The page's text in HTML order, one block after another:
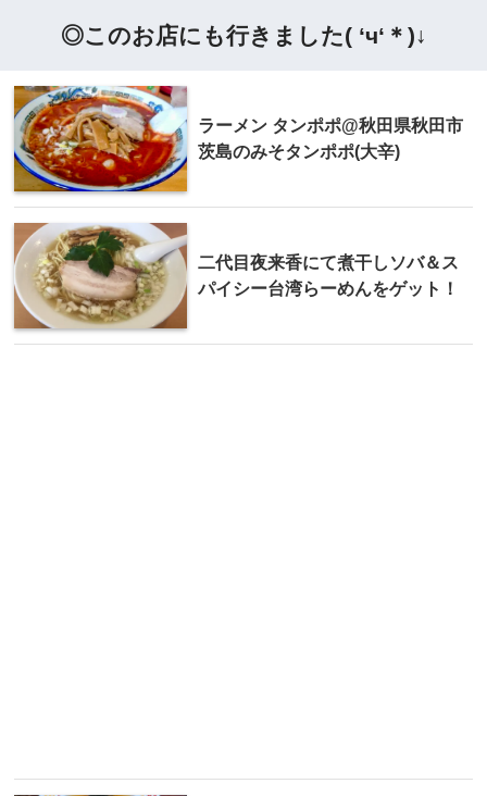
◎このお店にも行きました( ‘ч‘＊)↓
ラーメン タンポポ@秋田県秋田市
茨島のみそタンポポ(大辛)
二代目夜来香にて煮干しソバ＆ス
パイシー台湾らーめんをゲット！